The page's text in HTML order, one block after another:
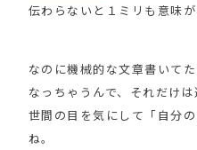
伝わらないと１ミリも意味が
なのに機械的な文章書いて
なっちゃうんで、それだけ
世間の目を気にして「自分
ね。